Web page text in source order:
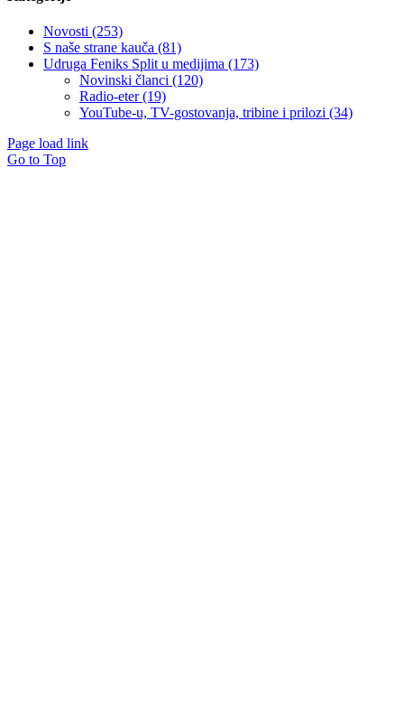
Novosti (253)
S naše strane kauča (81)
Udruga Feniks Split u medijima (173)
Novinski članci (120)
Radio-eter (19)
YouTube-u, TV-gostovanja, tribine i prilozi (34)
Page load link
Go to Top